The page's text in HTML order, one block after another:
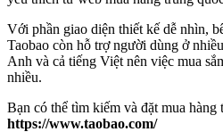
Với phần giao diện thiết kế dễ nhìn,
Taobao còn hỗ trợ người dùng ở
Anh và cả tiếng Việt nên việc mua
nhiều.
Bạn có thể tìm kiếm và đặt mua hàng
https://www.taobao.com/